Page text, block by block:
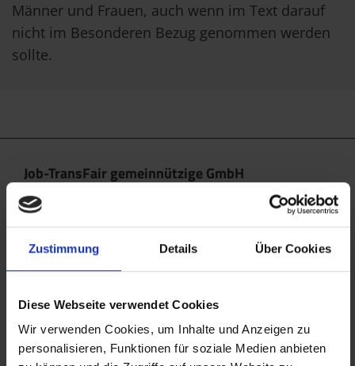
Zustimmung Details Über Cookies
Diese Webseite verwendet Cookies
Wir verwenden Cookies, um Inhalte und Anzeigen zu
personalisieren, Funktionen für soziale Medien anbieten
Männer und Frauen, auch wenn im Text darauf
nicht im Besonderen Bezug genommen werden
sollte.
Job-TransFair gemeinnützige GmbH
Linke Wienzeile 10/21 (Zentrale)
1060 Wien
office@jobtransfair.at
+43 1 585 39 91
Die Inhalte unserer Webseite können Spuren von KI
enthalten. Nähere Details entnehmen Sie bitte
unseremKI Manifest